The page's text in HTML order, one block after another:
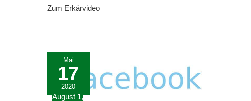
Zum Erkärvideo
Mai
17
2020
August 1,